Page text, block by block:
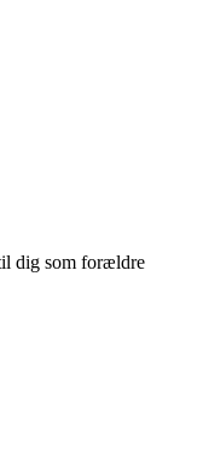
dig som forældre